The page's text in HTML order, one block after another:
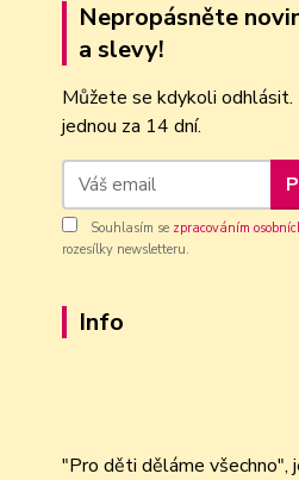
Nepropásněte
a slevy!
Můžete se kdykoli odhlásit.
jednou za 14 dní.
Souhlasím se zpracováním
rozesílky newsletteru.
Info
"Pro děti děláme všechno",